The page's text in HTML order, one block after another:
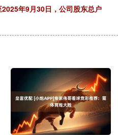
年9月30日，公司股东总户